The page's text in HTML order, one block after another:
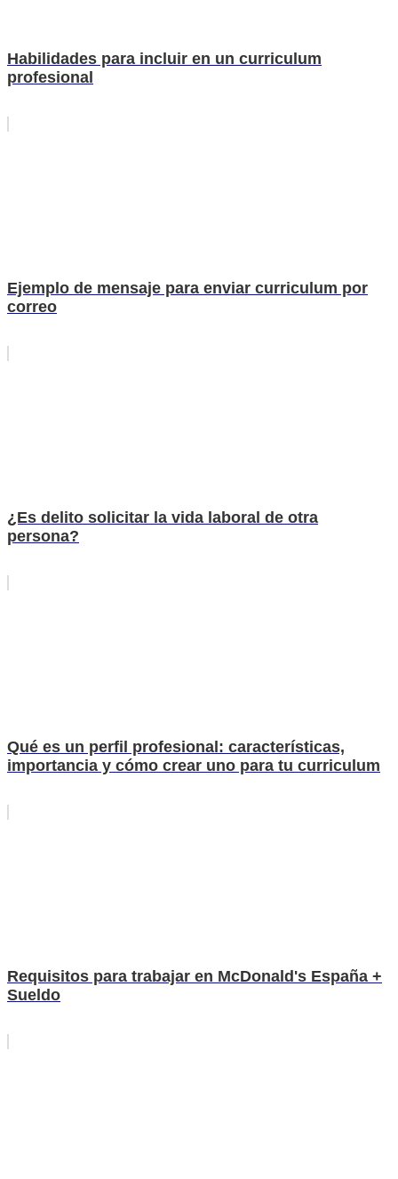
Habilidades para incluir en un curriculum
profesional
Ejemplo de mensaje para enviar curriculum por
correo
¿Es delito solicitar la vida laboral de otra
persona?
Qué es un perfil profesional: características,
importancia y cómo crear uno para tu curriculum
Requisitos para trabajar en McDonald's España +
Sueldo